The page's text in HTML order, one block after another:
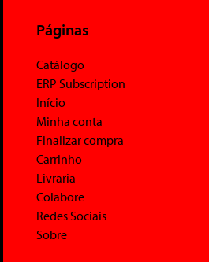
Páginas
Catálogo
ERP Subscription
Início
Minha conta
Finalizar compra
Carrinho
Livraria
Colabore
Redes Sociais
Sobre